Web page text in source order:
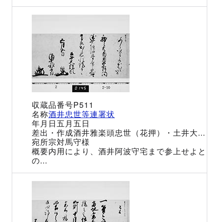
P511
酒井忠世等連署状
五月五日
酒井雅楽頭忠世（花押）・土井大...
宗対馬守様
内用により、酒井阿波守宅まで参上せよと
の...